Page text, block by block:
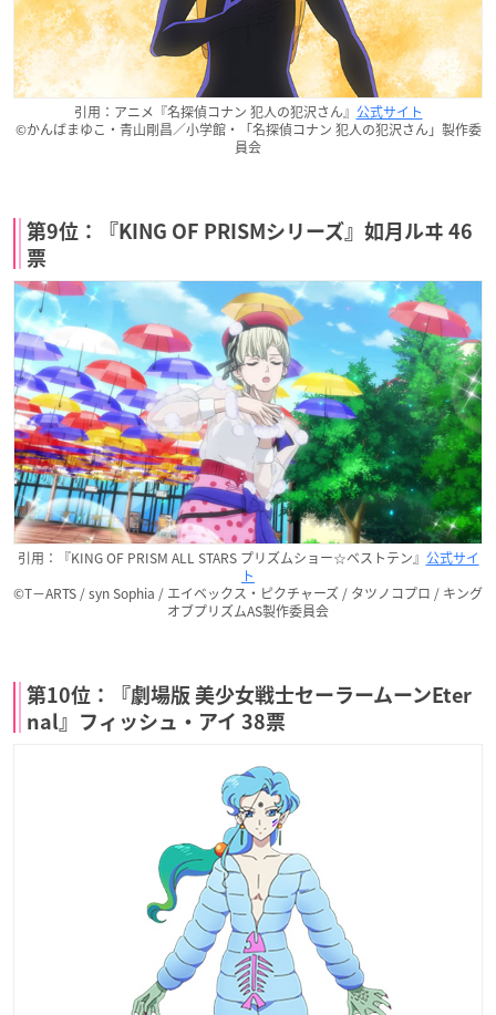
引用：アニメ『名探偵コナン 犯人の犯沢さん』 公式サイト
©かんばまゆこ・青山剛昌／小学館・「名探偵コナン 犯人の犯沢さん」製作委
員会
第9位：『KING OF PRISMシリーズ』如月ルヰ 46
票
引用：『KING OF PRISM ALL STARS プリズムショー☆ベストテン』 公式サイ
ト
©T－ARTS / syn Sophia / エイベックス・ピクチャーズ / タツノコプロ / キング
オブプリズムAS製作委員会
第10位：『劇場版 美少女戦士セーラームーンEter
nal』フィッシュ・アイ 38票